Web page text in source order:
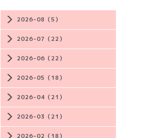
2026-08（5）
2026-07（22）
2026-06（22）
2026-05（18）
2026-04（21）
2026-03（21）
2026-02（18）